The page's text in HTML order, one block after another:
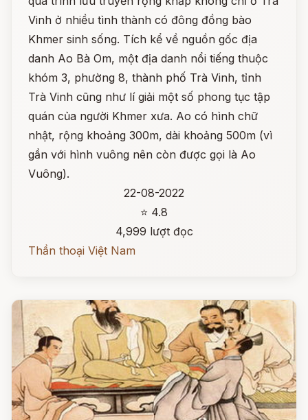
Vinh ở nhiều tình thành có đông đồng bào
Khmer sinh sống. Tích kể về nguồn gốc địa
danh Ao Bà Om, một địa danh nổi tiếng thuộc
khóm 3, phường 8, thành phố Trà Vinh, tỉnh
Trà Vinh cũng như lí giải một số phong tục tập
quán của người Khmer xưa. Ao có hình chữ
nhật, rộng khoảng 300m, dài khoảng 500m (vì
gần với hình vuông nên còn được gọi là Ao
Vuông).
22-08-2022
⭐ 4.8
4,999 lượt đọc
Thần thoại Việt Nam